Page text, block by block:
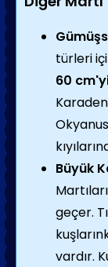
türleri
60
Büyük
geçer.
vardır.